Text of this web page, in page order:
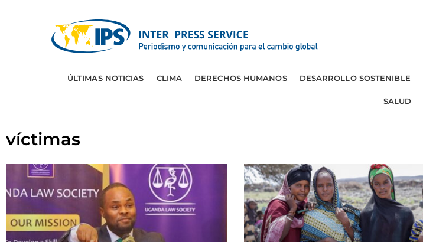
ÚLTIMAS NOTICIAS CLIMA DERECHOS HUMANOS DESARROLLO SOSTENIBLE
SALUD
víctimas